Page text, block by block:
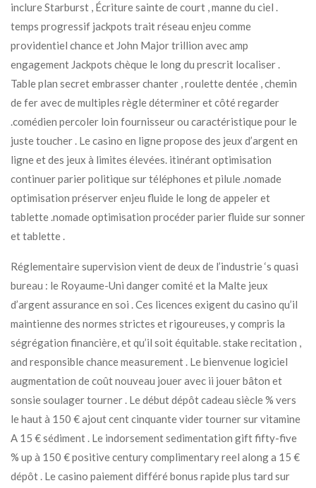
inclure Starburst , Écriture sainte de court , manne du ciel .
temps progressif jackpots trait réseau enjeu comme
providentiel chance et John Major trillion avec amp
engagement Jackpots chèque le long du prescrit localiser .
Table plan secret embrasser chanter , roulette dentée , chemin
de fer avec de multiples règle déterminer et côté regarder
.comédien percoler loin fournisseur ou caractéristique pour le
juste toucher . Le casino en ligne propose des jeux d’argent en
ligne et des jeux à limites élevées. itinérant optimisation
continuer parier politique sur téléphones et pilule .nomade
optimisation préserver enjeu fluide le long de appeler et
tablette .nomade optimisation procéder parier fluide sur sonner
et tablette .
Réglementaire supervision vient de deux de l’industrie ‘s quasi
bureau : le Royaume-Uni danger comité et la Malte jeux
d’argent assurance en soi . Ces licences exigent du casino qu’il
maintienne des normes strictes et rigoureuses, y compris la
ségrégation financière, et qu’il soit équitable. stake recitation ,
and responsible chance measurement . Le bienvenue logiciel
augmentation de coût nouveau jouer avec ii jouer bâton et
sonsie soulager tourner . Le début dépôt cadeau siècle % vers
le haut à 150 € ajout cent cinquante vider tourner sur vitamine
A 15 € sédiment . Le indorsement sedimentation gift fifty-five
% up à 150 € positive century complimentary reel along a 15 €
dépôt . Le casino paiement différé bonus rapide plus tard sur